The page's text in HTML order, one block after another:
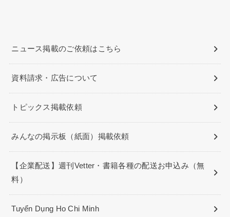
ニュース掲載のご依頼はこちら
資料請求・広告について
トピックス掲載依頼
みんなの掲示板（紙面）掲載依頼
【企業配送】週刊Vetter・書籍各種の配送お申込み（無
料）
Tuyển Dụng Ho Chi Minh